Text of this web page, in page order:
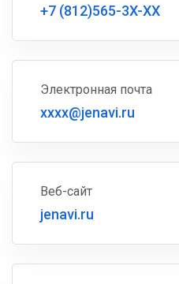
+7 (812)565-3X-XX
Электронная почта
xxxx@jenavi.ru
Веб-сайт
jenavi.ru